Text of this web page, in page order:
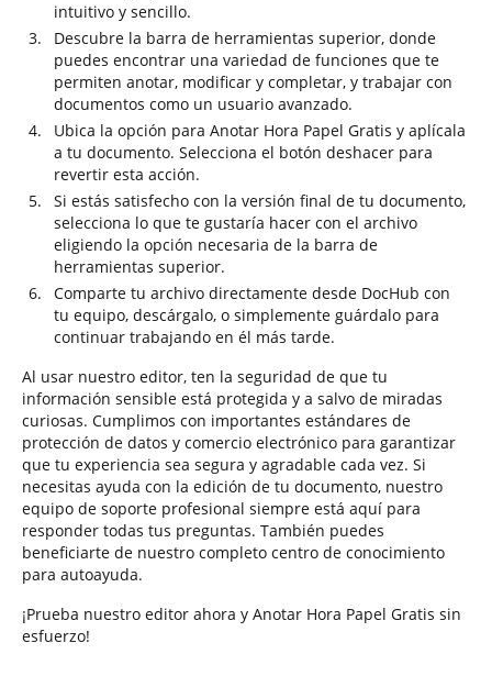
intuitivo y sencillo.
Descubre la barra de herramientas superior, donde
puedes encontrar una variedad de funciones que te
permiten anotar, modificar y completar, y trabajar con
documentos como un usuario avanzado.
Ubica la opción para Anotar Hora Papel Gratis y aplícala
a tu documento. Selecciona el botón deshacer para
revertir esta acción.
Si estás satisfecho con la versión final de tu documento,
selecciona lo que te gustaría hacer con el archivo
eligiendo la opción necesaria de la barra de
herramientas superior.
Comparte tu archivo directamente desde DocHub con
tu equipo, descárgalo, o simplemente guárdalo para
continuar trabajando en él más tarde.
Al usar nuestro editor, ten la seguridad de que tu
información sensible está protegida y a salvo de miradas
curiosas. Cumplimos con importantes estándares de
protección de datos y comercio electrónico para garantizar
que tu experiencia sea segura y agradable cada vez. Si
necesitas ayuda con la edición de tu documento, nuestro
equipo de soporte profesional siempre está aquí para
responder todas tus preguntas. También puedes
beneficiarte de nuestro completo centro de conocimiento
para autoayuda.
¡Prueba nuestro editor ahora y Anotar Hora Papel Gratis sin
esfuerzo!